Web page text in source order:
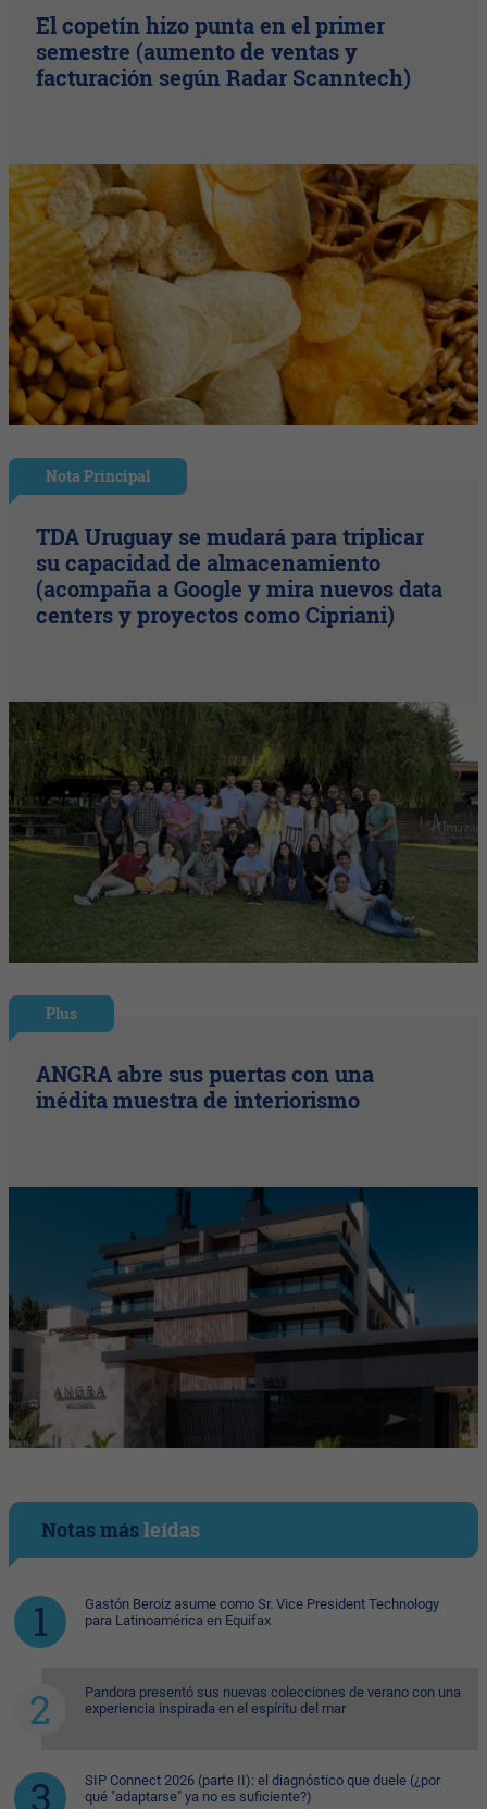
El copetín hizo punta en el primer
semestre (aumento de ventas y
facturación según Radar Scanntech)
Nota Principal
TDA Uruguay se mudará para triplicar
su capacidad de almacenamiento
(acompaña a Google y mira nuevos data
centers y proyectos como Cipriani)
Plus
ANGRA abre sus puertas con una
inédita muestra de interiorismo
Notas másleídas
Gastón Beroiz asume como Sr. Vice President Technology
para Latinoamérica en Equifax
Pandora presentó sus nuevas colecciones de verano con una
experiencia inspirada en el espíritu del mar
SIP Connect 2026 (parte II): el diagnóstico que duele (¿por
qué "adaptarse" ya no es suficiente?)